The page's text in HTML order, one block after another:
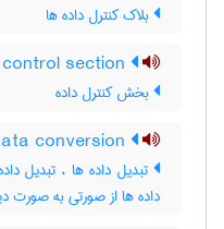
بلاک کنترل داده ها
بخش کنترل داده
تبدیل داده ها ، تبدیل
داده ها از صورتی به صورت